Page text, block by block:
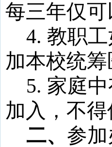
每三年仅
4. 教职
加本校统筹
5. 家庭
加入，不
二、 参